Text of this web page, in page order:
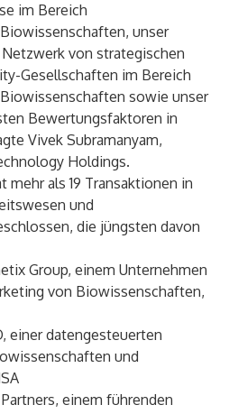
im Bereich
unser
von strategischen
Gesellschaften im Bereich
sowie unser
Bewertungsfaktoren in
Vivek Subramanyam,
Holdings.
als 19 Transaktionen in
und
die jüngsten davon
Group, einem Unternehmen
von Biowissenschaften,
einer datengesteuerten
und
einem führenden